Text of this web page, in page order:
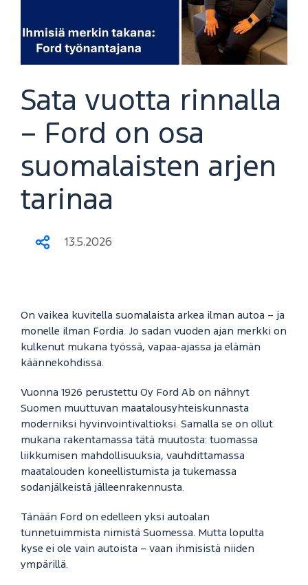
Sata vuotta rinnalla
– Ford on osa
suomalaisten arjen
tarinaa
Jaa 13.5.2026
On vaikea kuvitella suomalaista arkea ilman autoa – ja
monelle ilman Fordia. Jo sadan vuoden ajan merkki on
kulkenut mukana työssä, vapaa-ajassa ja elämän
käännekohdissa.
Vuonna 1926 perustettu Oy Ford Ab on nähnyt
Suomen muuttuvan maatalousyhteiskunnasta
moderniksi hyvinvointivaltioksi. Samalla se on ollut
mukana rakentamassa tätä muutosta: tuomassa
liikkumisen mahdollisuuksia, vauhdittamassa
maatalouden koneellistumista ja tukemassa
sodanjälkeistä jälleenrakennusta.
Tänään Ford on edelleen yksi autoalan
tunnetuimmista nimistä Suomessa. Mutta lopulta
kyse ei ole vain autoista – vaan ihmisistä niiden
ympärillä.